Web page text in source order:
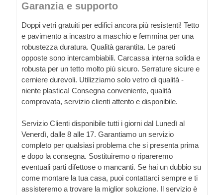
Garanzia e supporto
Doppi vetri gratuiti per edifici ancora più resistenti! Tetto
e pavimento a incastro a maschio e femmina per una
robustezza duratura. Qualità garantita. Le pareti
opposte sono intercambiabili. Carcassa interna solida e
robusta per un tetto molto più sicuro. Serrature sicure e
cerniere durevoli. Utilizziamo solo vetro di qualità -
niente plastica! Consegna conveniente, qualità
comprovata, servizio clienti attento e disponibile.
Servizio Clienti disponibile tutti i giorni dal Lunedì al
Venerdì, dalle 8 alle 17. Garantiamo un servizio
completo per qualsiasi problema che si presenta prima
e dopo la consegna. Sostituiremo o ripareremo
eventuali parti difettose o mancanti. Se hai un dubbio su
come montare la tua casa, puoi contattarci sempre e ti
assisteremo a trovare la miglior soluzione. Il servizio è